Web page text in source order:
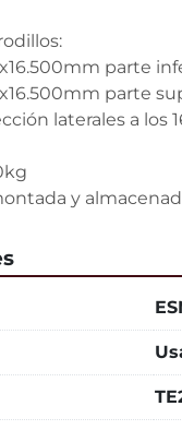
parte
parte
laterales a los
y